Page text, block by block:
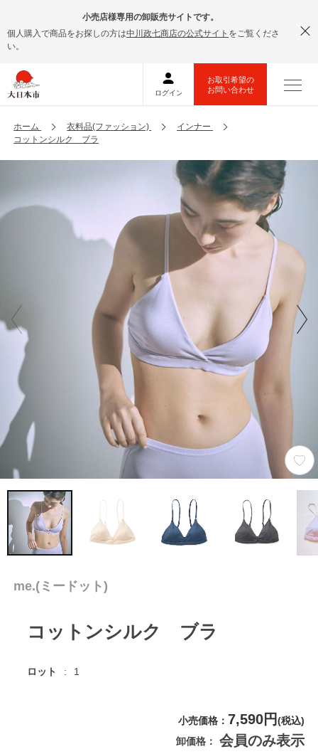
小売店様専用の卸販売サイトです。
個人購入で商品をお探しの方は中川政七商店の公式サイト をご覧くださ
い。
ホーム 衣料品(ファッション)
インナー
コットンシルク ブラ
me.(ミードット)
コットンシルク ブラ
ロット 1
小売価格 7,590円(税込)
卸価格
会員のみ表示